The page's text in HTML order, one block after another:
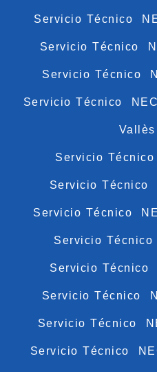
Servicio Técnico
Servicio Técnico
Servicio Técnico
Servicio Técnico
Servicio
Servicio Técnico
Servicio Técnico
Servicio
Servicio Técnico
Servicio Técnico
Servicio Técnico
Servicio Técnico